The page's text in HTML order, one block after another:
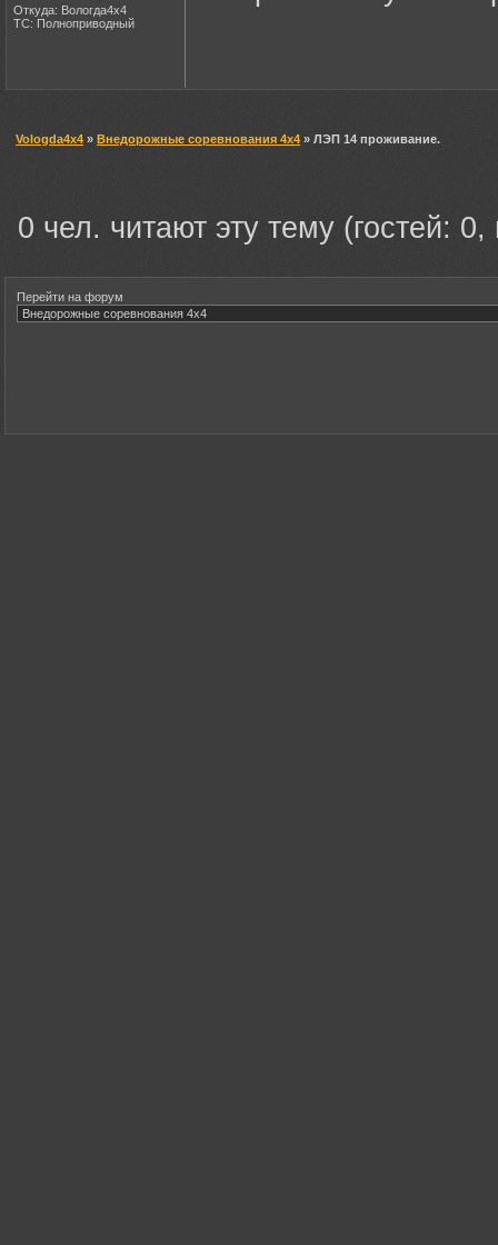
Откуда: Вологда4х4
ТС: Полноприводный
Vologda4x4 » Внедорожные соревнования 4х4 » ЛЭП 14 проживание.
0 чел. читают эту тему (гостей:
Перейти на форум